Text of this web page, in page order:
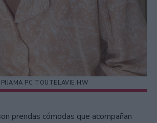
PIJAMA PC TOUTELAVIE.HW
prendas cómodas que acompañan